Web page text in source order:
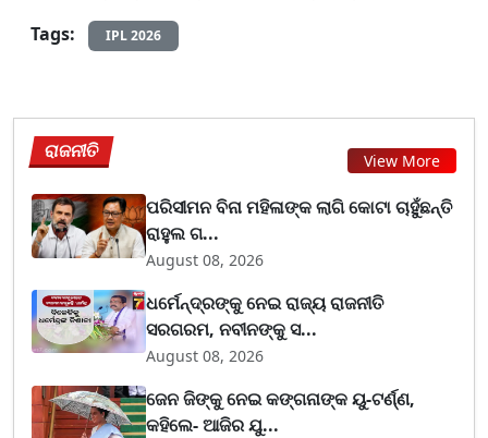
Tags: IPL 2026
ରାଜନୀତି View More
ପରିସୀମନ ବିନା ମହିଳାଙ୍କ ଲାଗି କୋଟା ଚାହୁଁଛନ୍ତି
ରାହୁଲ ଗ...
August 08, 2026
ଧର୍ମେନ୍ଦ୍ରଙ୍କୁ ନେଇ ରାଜ୍ୟ ରାଜନୀତି
ସରଗରମ, ନବୀନଙ୍କୁ ସ...
August 08, 2026
ଜେନ ଜିଙ୍କୁ ନେଇ କଙ୍ଗନାଙ୍କ ୟୁ-ଟର୍ଣ୍ଣ,
କହିଲେ- ଆଜିର ଯୁ...